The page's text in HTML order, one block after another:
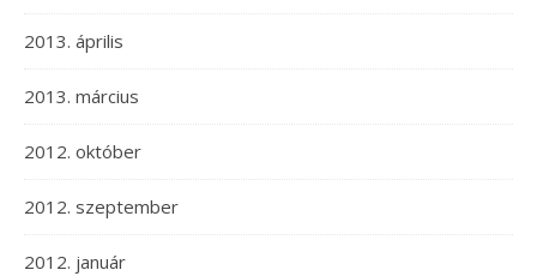
2013. április
2013. március
2012. október
2012. szeptember
2012. január